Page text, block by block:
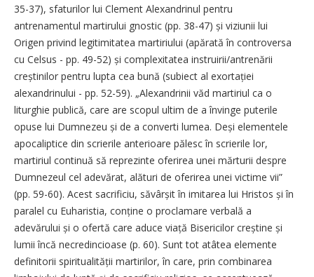
35-37), sfaturilor lui Clement Alexandrinul pentru
antrenamentul martirului gnostic (pp. 38-47) și viziunii lui
Origen privind legitimitatea martiriului (apărată în controversa
cu Celsus - pp. 49-52) și complexitatea instruirii/antrenării
creștinilor pentru lupta cea bună (subiect al exortației
alexandrinului - pp. 52-59). „Alexandrinii văd martiriul ca o
liturghie publică, care are scopul ultim de a învinge puterile
opuse lui Dumnezeu și de a converti lumea. Deși elementele
apocaliptice din scrierile anterioare pălesc în scrierile lor,
martiriul continuă să reprezinte oferirea unei mărturii despre
Dumnezeul cel adevărat, alături de oferirea unei victime vii”
(pp. 59-60). Acest sacrificiu, săvârșit în imitarea lui Hristos și în
paralel cu Euharistia, conține o proclamare verbală a
adevărului și o ofertă care aduce viață Bisericilor creștine și
lumii încă necredincioase (p. 60). Sunt tot atâtea elemente
definitorii spiritualității martirilor, în care, prin combinarea